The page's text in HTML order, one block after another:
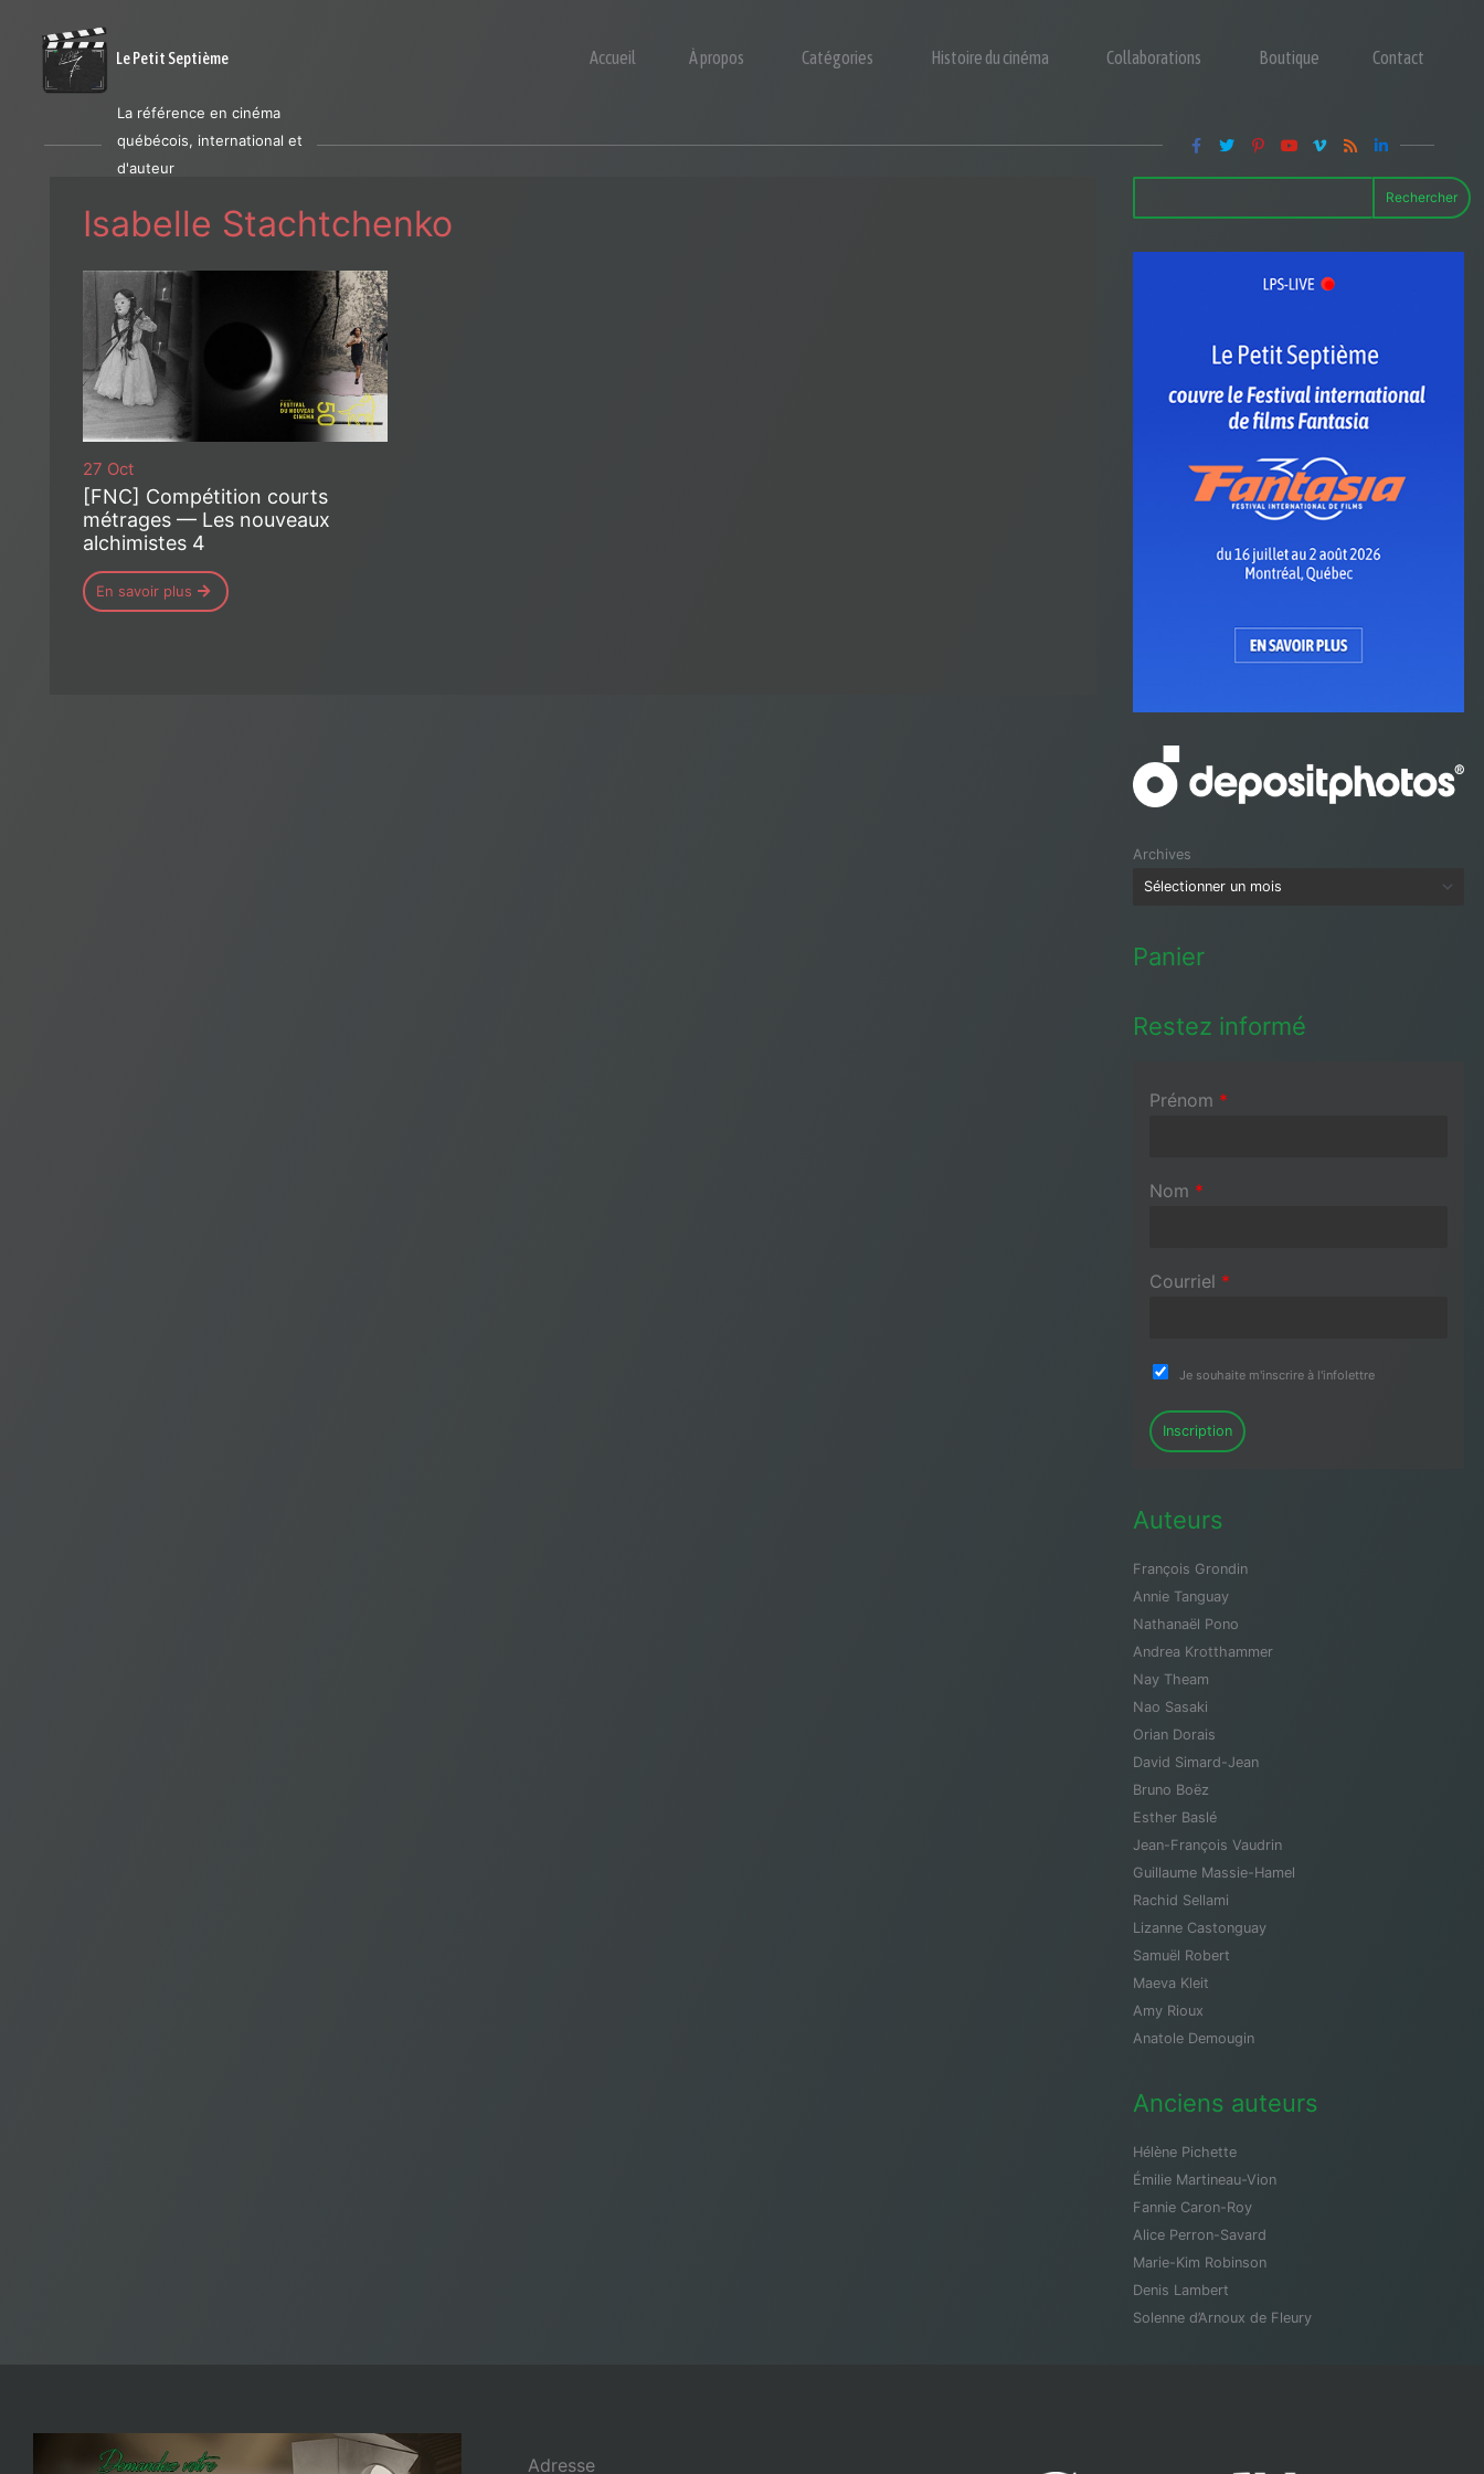
Le Petit Septième Accueil À propos Catégories Histoire du cinéma Collaborations Boutique Contact
La référence en cinéma
québécois, international et
d'auteur
Isabelle Stachtchenko
27 Oct
[FNC] Compétition courts
métrages — Les nouveaux
alchimistes 4
En savoir plus
Rechercher
Archives
Panier
Restez informé
Prénom *
Nom *
Courriel *
Je souhaite m'inscrire à l'infolettre
Inscription
Auteurs
François Grondin
Annie Tanguay
Nathanaël Pono
Andrea Krotthammer
Nay Theam
Nao Sasaki
Orian Dorais
David Simard-Jean
Bruno Boëz
Esther Baslé
Jean-François Vaudrin
Guillaume Massie-Hamel
Rachid Sellami
Lizanne Castonguay
Samuël Robert
Maeva Kleit
Amy Rioux
Anatole Demougin
Anciens auteurs
Hélène Pichette
Émilie Martineau-Vion
Fannie Caron-Roy
Alice Perron-Savard
Marie-Kim Robinson
Denis Lambert
Solenne d’Arnoux de Fleury
Adresse